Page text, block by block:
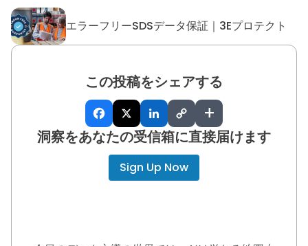
エラーフリーSDSデータ保証｜3Eプロテクト
エラーフリーSDSデータ保証
この投稿をシェアする
+
洞察をあなたの受信箱に直接届けます
Sign Up Now